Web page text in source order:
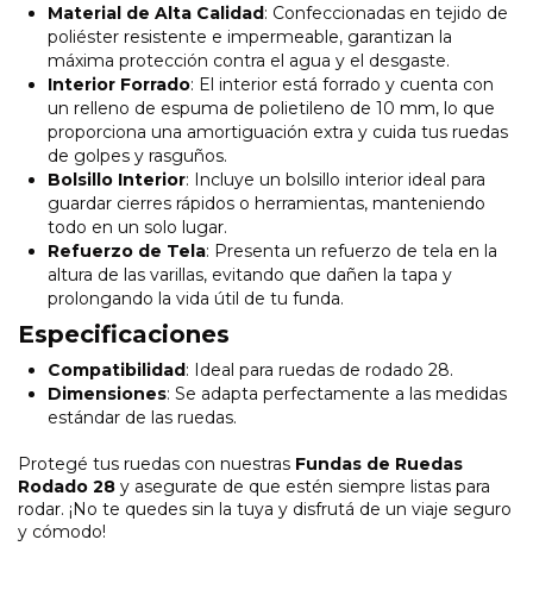
Material de Alta Calidad: Confeccionadas en tejido de
poliéster resistente e impermeable, garantizan la
máxima protección contra el agua y el desgaste.
Interior Forrado: El interior está forrado y cuenta con
un relleno de espuma de polietileno de 10 mm, lo que
proporciona una amortiguación extra y cuida tus ruedas
de golpes y rasguños.
Bolsillo Interior: Incluye un bolsillo interior ideal para
guardar cierres rápidos o herramientas, manteniendo
todo en un solo lugar.
Refuerzo de Tela: Presenta un refuerzo de tela en la
altura de las varillas, evitando que dañen la tapa y
prolongando la vida útil de tu funda.
Especificaciones
Compatibilidad: Ideal para ruedas de rodado 28.
Dimensiones: Se adapta perfectamente a las medidas
estándar de las ruedas.
Protegé tus ruedas con nuestras Fundas de Ruedas
Rodado 28 y asegurate de que estén siempre listas para
rodar. ¡No te quedes sin la tuya y disfrutá de un viaje seguro
y cómodo!